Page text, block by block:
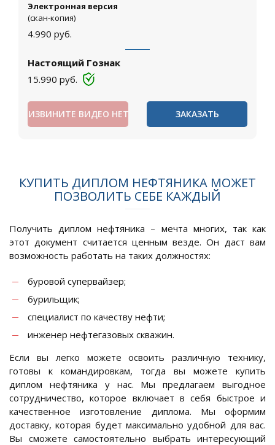
Электронная версия
(скан-копия)
4.990 руб.
Настоящий Гознак
15.990 руб.
ИЗВИНИТЕ ВИДЕО НЕТ ЗАКАЗАТЬ
КУПИТЬ ДИПЛОМ НЕФТЯНИКА МОЖЕТ
ПОЗВОЛИТЬ СЕБЕ КАЖДЫЙ
Получить диплом нефтяника – мечта многих, так как
этот документ считается ценным везде. Он даст вам
возможность работать на таких должностях:
буровой супервайзер;
бурильщик;
специалист по качеству нефти;
инженер нефтегазовых скважин.
Если вы легко можете освоить различную технику,
готовы к командировкам, тогда вы можете купить
диплом нефтяника у нас. Мы предлагаем выгодное
сотрудничество, которое включает в себя быстрое и
качественное изготовление диплома. Мы оформим
доставку, которая будет максимально удобной для вас.
Вы сможете самостоятельно выбрать интересующий